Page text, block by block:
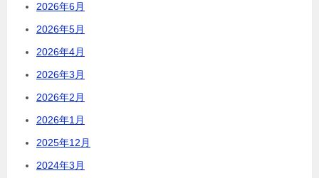
2026年6月
2026年5月
2026年4月
2026年3月
2026年2月
2026年1月
2025年12月
2024年3月